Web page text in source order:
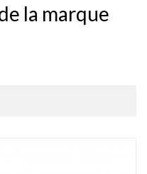
la marque